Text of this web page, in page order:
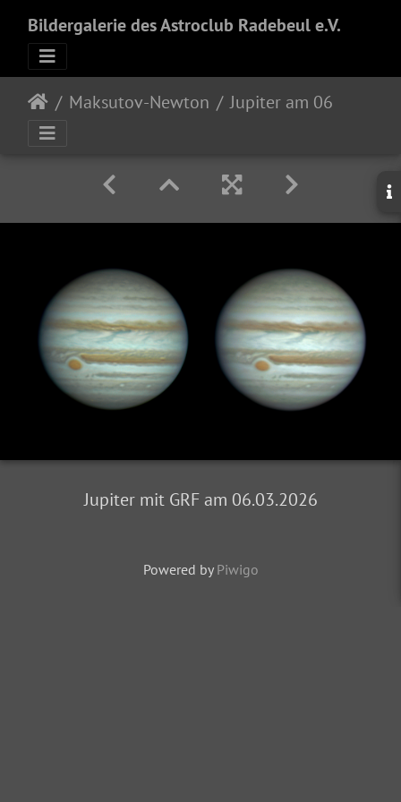
Bildergalerie des Astroclub Radebeul e.V.
Maksutov-Newton
Jupiter mit GRF am 06.03.2026
Powered by Piwigo